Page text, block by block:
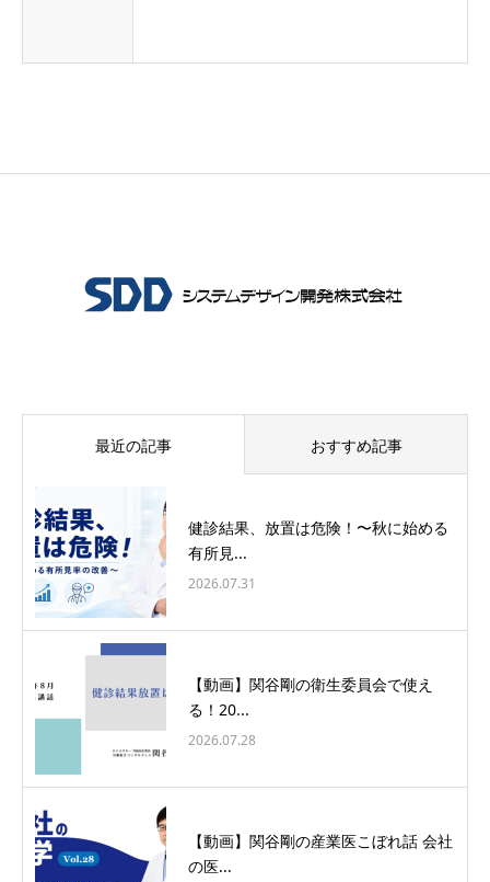
最近の記事 おすすめ記事
健診結果、放置は危険！〜秋に始める
有所見...
2026.07.31
【動画】関谷剛の衛生委員会で使え
る！20...
2026.07.28
【動画】関谷剛の産業医こぼれ話 会社
の医...